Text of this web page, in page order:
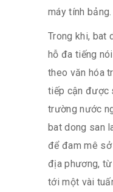
máy tính bảng.
Trong khi, bat
hỗ đa tiếng
theo văn hóa
tiếp cận được
trường nước
bat dong san
để đam mê
địa phương,
tới một vài